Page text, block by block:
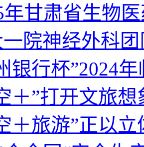
年甘肃省生物
院神经外科
银行杯”2024
＋”打开文旅
＋旅游”正以